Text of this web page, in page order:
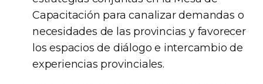
Capacitación para canalizar demandas o
necesidades de las provincias y favorecer
los espacios de diálogo e intercambio de
experiencias provinciales.